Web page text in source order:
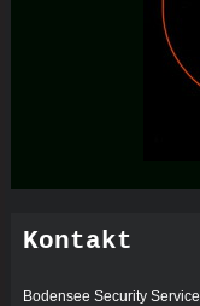
Kontakt
Bodensee Security Service